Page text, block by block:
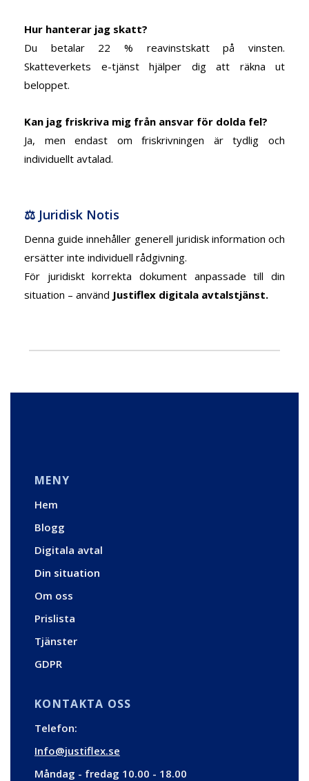
Hur hanterar jag skatt?
Du betalar 22 % reavinstskatt på vinsten.
Skatteverkets e-tjänst hjälper dig att räkna ut
beloppet.
Kan jag friskriva mig från ansvar för dolda fel?
Ja, men endast om friskrivningen är tydlig och
individuellt avtalad.
⚖️ Juridisk Notis
Denna guide innehåller generell juridisk information och
ersätter inte individuell rådgivning.
För juridiskt korrekta dokument anpassade till din
situation – använd Justiflex digitala avtalstjänst.
MENY
Hem
Blogg
Digitala avtal
Din situation
Om oss
Prislista
Tjänster
GDPR
KONTAKTA OSS
Telefon:
Info@justiflex.se
Måndag - fredag 10.00 - 18.00